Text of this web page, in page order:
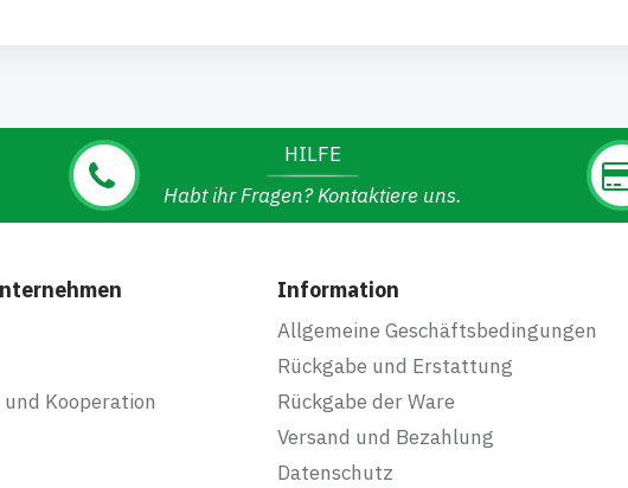
HILFE
Habt ihr Fragen? Kontaktiere uns.
Kooperation
Information
Allgemeine Geschäftsbedingungen
Rückgabe und Erstattung
Rückgabe der Ware
Versand und Bezahlung
Datenschutz